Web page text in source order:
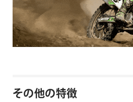
その他の特徴